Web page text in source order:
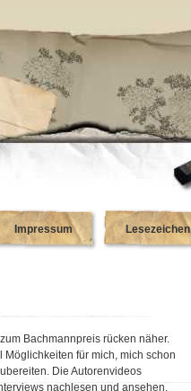
Impressum Lesezeichen
Bachmannpreis rücken näher.
Möglichkeiten für mich, mich schon
Die Autorenvideos
nachlesen und ansehen,